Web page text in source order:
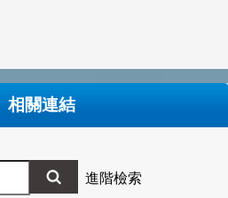
相關連結
進階檢索